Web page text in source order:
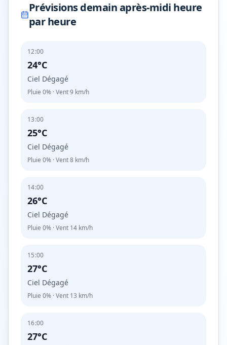
Prévisions demain après-midi heure
par heure
12:00
24°C
Ciel Dégagé
Pluie 0% · Vent9 km/h
13:00
25°C
Ciel Dégagé
Pluie 0% · Vent8 km/h
14:00
26°C
Ciel Dégagé
Pluie 0% · Vent 14 km/h
15:00
27°C
Ciel Dégagé
Pluie 0% · Vent 13 km/h
16:00
27°C